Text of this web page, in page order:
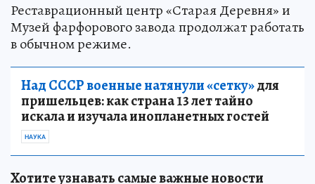
Реставрационный центр «Старая Деревня» и
Музей фарфорового завода продолжат работать
в обычном режиме.
Над СССР военные натянули «сетку»для
пришельцев: как страна 13 лет тайно
искала и изучала инопланетных гостей
НАУКА
Хотите узнавать самые важные новости